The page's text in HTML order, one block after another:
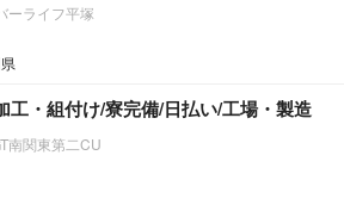
ーライフ平塚
工・組付け/寮完備/日払い/工場・製造
南関東第二CU